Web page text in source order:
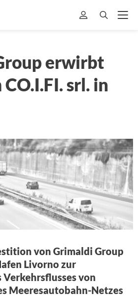
erwirbt
srl. in
von Grimaldi Group
Livorno zur
Verkehrsflusses von
Meeresautobahn-Netzes